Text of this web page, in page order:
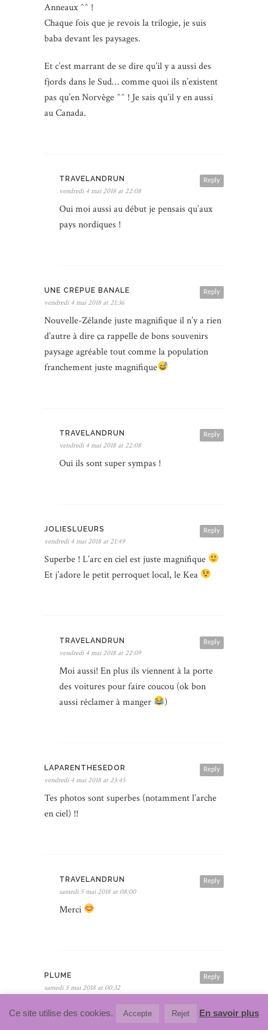
Anneaux ^^ !
Chaque fois que je revois la trilogie, je suis
baba devant les paysages.
Et c’est marrant de se dire qu’il y a aussi des
fjords dans le Sud… comme quoi ils n’existent
pas qu’en Norvège ^^ ! Je sais qu’il y en aussi
au Canada.
Reply
TRAVELANDRUN
vendredi 4 mai 2018 at 22:08
Oui moi aussi au début je pensais qu’aux
pays nordiques !
Reply
UNE CRÉPUE BANALE
vendredi 4 mai 2018 at 21:36
Nouvelle-Zélande juste magnifique il n’y a rien
d’autre à dire ça rappelle de bons souvenirs
paysage agréable tout comme la population
franchement juste magnifique
Reply
TRAVELANDRUN
vendredi 4 mai 2018 at 22:08
Oui ils sont super sympas !
Reply
JOLIESLUEURS
vendredi 4 mai 2018 at 21:49
Superbe ! L’arc en ciel est juste magnifique
Et j’adore le petit perroquet local, le Kea
Reply
TRAVELANDRUN
vendredi 4 mai 2018 at 22:09
Moi aussi! En plus ils viennent à la porte
des voitures pour faire coucou (ok bon
aussi réclamer à manger
)
Reply
LAPARENTHESEDOR
vendredi 4 mai 2018 at 23:45
Tes photos sont superbes (notamment l’arche
en ciel) !!
Reply
TRAVELANDRUN
samedi 5 mai 2018 at 08:00
Merci
Reply
PLUME
samedi 5 mai 2018 at 00:32
Ce site utilise des cookies. Accepte Rejet En savoir plus